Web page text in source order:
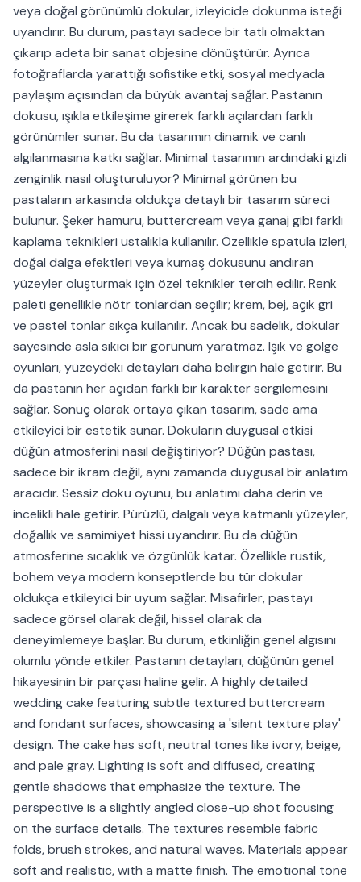
veya doğal görünümlü dokular, izleyicide dokunma isteği
uyandırır. Bu durum, pastayı sadece bir tatlı olmaktan
çıkarıp adeta bir sanat objesine dönüştürür. Ayrıca
fotoğraflarda yarattığı sofistike etki, sosyal medyada
paylaşım açısından da büyük avantaj sağlar. Pastanın
dokusu, ışıkla etkileşime girerek farklı açılardan farklı
görünümler sunar. Bu da tasarımın dinamik ve canlı
algılanmasına katkı sağlar. Minimal tasarımın ardındaki gizli
zenginlik nasıl oluşturuluyor? Minimal görünen bu
pastaların arkasında oldukça detaylı bir tasarım süreci
bulunur. Şeker hamuru, buttercream veya ganaj gibi farklı
kaplama teknikleri ustalıkla kullanılır. Özellikle spatula izleri,
doğal dalga efektleri veya kumaş dokusunu andıran
yüzeyler oluşturmak için özel teknikler tercih edilir. Renk
paleti genellikle nötr tonlardan seçilir; krem, bej, açık gri
ve pastel tonlar sıkça kullanılır. Ancak bu sadelik, dokular
sayesinde asla sıkıcı bir görünüm yaratmaz. Işık ve gölge
oyunları, yüzeydeki detayları daha belirgin hale getirir. Bu
da pastanın her açıdan farklı bir karakter sergilemesini
sağlar. Sonuç olarak ortaya çıkan tasarım, sade ama
etkileyici bir estetik sunar. Dokuların duygusal etkisi
düğün atmosferini nasıl değiştiriyor? Düğün pastası,
sadece bir ikram değil, aynı zamanda duygusal bir anlatım
aracıdır. Sessiz doku oyunu, bu anlatımı daha derin ve
incelikli hale getirir. Pürüzlü, dalgalı veya katmanlı yüzeyler,
doğallık ve samimiyet hissi uyandırır. Bu da düğün
atmosferine sıcaklık ve özgünlük katar. Özellikle rustik,
bohem veya modern konseptlerde bu tür dokular
oldukça etkileyici bir uyum sağlar. Misafirler, pastayı
sadece görsel olarak değil, hissel olarak da
deneyimlemeye başlar. Bu durum, etkinliğin genel algısını
olumlu yönde etkiler. Pastanın detayları, düğünün genel
hikayesinin bir parçası haline gelir. A highly detailed
wedding cake featuring subtle textured buttercream
and fondant surfaces, showcasing a 'silent texture play'
design. The cake has soft, neutral tones like ivory, beige,
and pale gray. Lighting is soft and diffused, creating
gentle shadows that emphasize the texture. The
perspective is a slightly angled close-up shot focusing
on the surface details. The textures resemble fabric
folds, brush strokes, and natural waves. Materials appear
soft and realistic, with a matte finish. The emotional tone